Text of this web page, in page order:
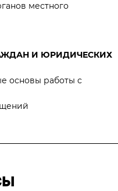
местного
И ЮРИДИЧЕСКИХ
основы работы с